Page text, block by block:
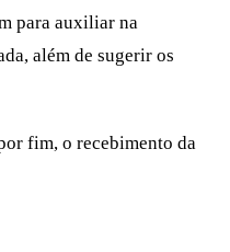
para auxiliar na
além de sugerir os
fim, o recebimento da